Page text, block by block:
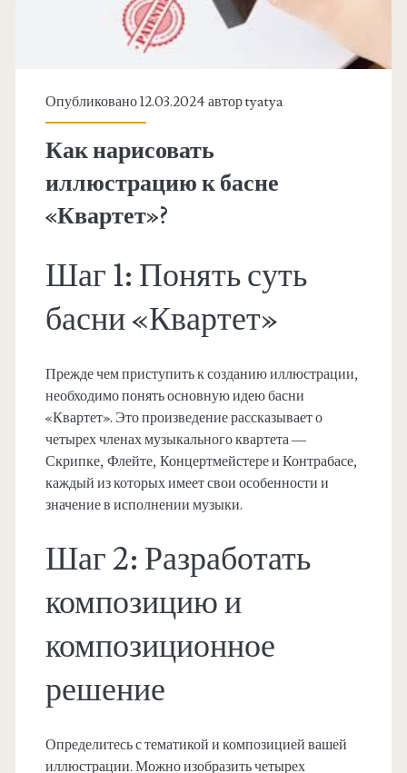
Опубликовано 12.03.2024 авторtyatya
Как нарисовать
иллюстрацию к басне
«Квартет»?
Шаг 1: Понять суть
басни «Квартет»
Прежде чем приступить к созданию иллюстрации,
необходимо понять основную идею басни
«Квартет». Это произведение рассказывает о
четырех членах музыкального квартета —
Скрипке, Флейте, Концертмейстере и Контрабасе,
каждый из которых имеет свои особенности и
значение в исполнении музыки.
Шаг 2: Разработать
композицию и
композиционное
решение
Определитесь с тематикой и композицией вашей
иллюстрации. Можно изобразить четырех